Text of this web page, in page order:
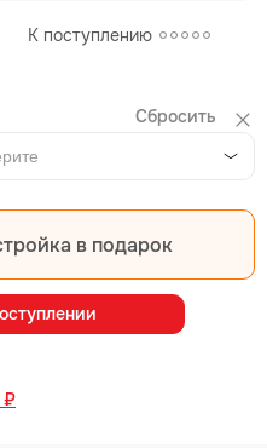
К поступлению
₽
Сбросить
в подарок